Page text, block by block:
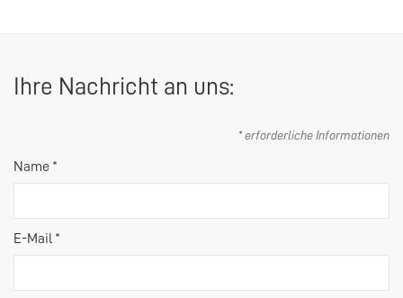
Ihre Nachricht an uns:
* erforderliche Informationen
Name *
E-Mail *